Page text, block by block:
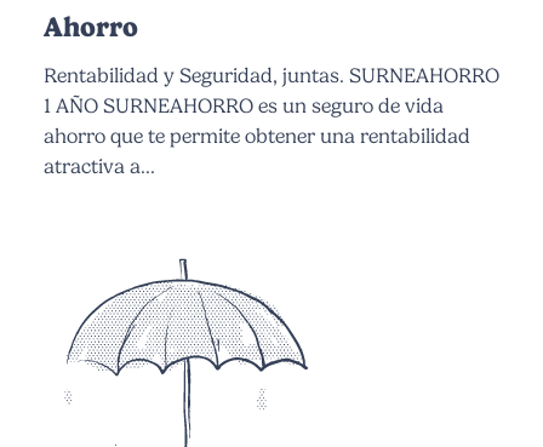
Ahorro
Rentabilidad y Seguridad, juntas. SURNEAHORRO
1 AÑO SURNEAHORRO es un seguro de vida
ahorro que te permite obtener una rentabilidad
atractiva a...